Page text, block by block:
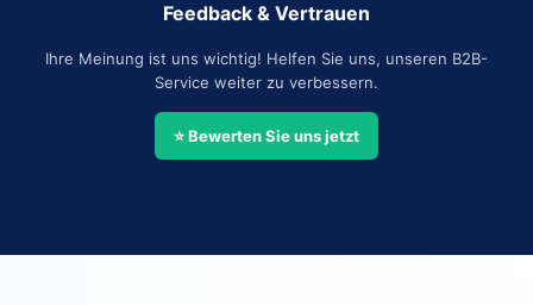
Feedback & Vertrauen
Ihre Meinung ist uns wichtig! Helfen Sie uns, unseren B2B-
Service weiter zu verbessern.
⭐ Bewerten Sie uns jetzt